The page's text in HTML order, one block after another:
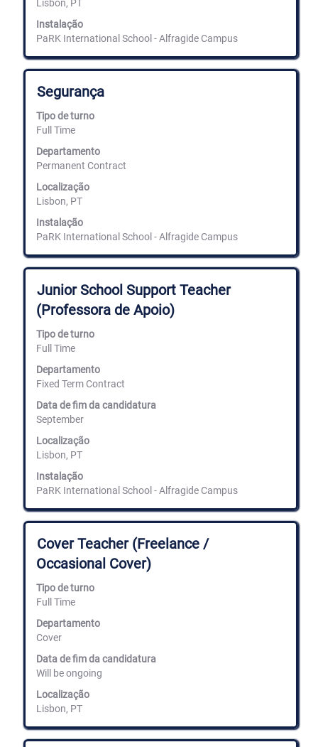
Lisbon, PT
Instalação
PaRK International School - Alfragide Campus
informação
de
emprego.
Título
Segurança
Tipo de turno
Full Time
Departamento
Permanent Contract
Localização
Lisbon, PT
Instalação
PaRK International School - Alfragide Campus
Selecione
com
a
barra
espaços
para
os
conteúdos
completos
da
informação
de
emprego.
Título
Junior School Support Teacher
(Professora de Apoio)
Tipo de turno
Full Time
Departamento
Fixed Term Contract
Data de fim da candidatura
September
Localização
Lisbon, PT
Instalação
PaRK International School - Alfragide Campus
Selecione
com
a
de
espaços
ver
os
conteúdos
completos
da
informação
de
Título
Cover Teacher (Freelance /
Occasional Cover)
Tipo de turno
Full Time
Departamento
Cover
Data de fim da candidatura
Will be ongoing
Localização
Lisbon, PT
Selecione
com
a
de
espaços
ver
os
conteúdos
completos
da
informação
de